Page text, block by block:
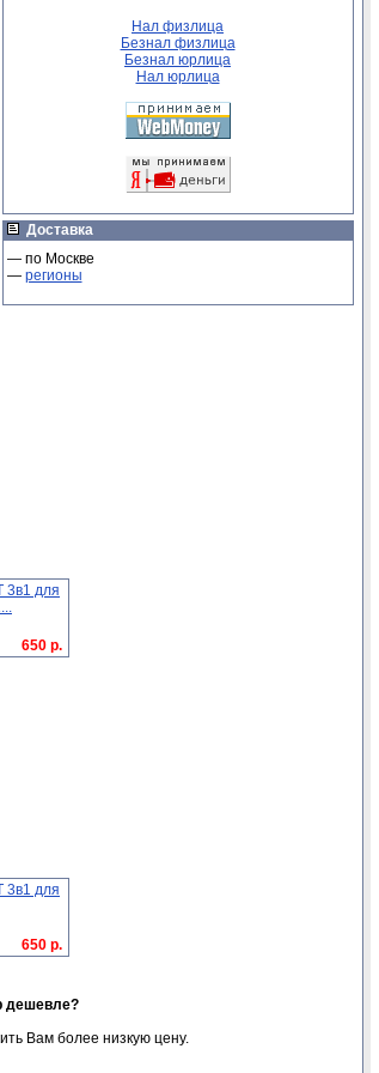
Нал физлица
Безнал физлица
Безнал юрлица
Нал юрлица
Доставка
— по Москве
— регионы
3в1 для
650 р.
3в1 для
650 р.
дешевле?
Вам более низкую цену.